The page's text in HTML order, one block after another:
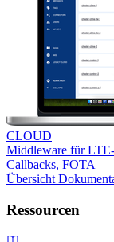
CLOUD
Middleware für
Callbacks, FOTA
Übersicht
Ressourcen